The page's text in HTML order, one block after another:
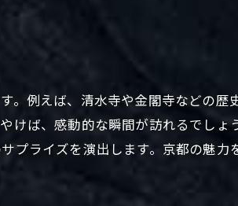
。例えば、清水寺や金閣寺などの歴
けば、感動的な瞬間が訪れるでしょ
プライズを演出します。京都の魅力